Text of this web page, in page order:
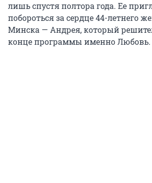
лишь спустя полтора года. Ее
побороться за сердце 44-летнего
Минска — Андрея, который
конце программы именно Любовь.